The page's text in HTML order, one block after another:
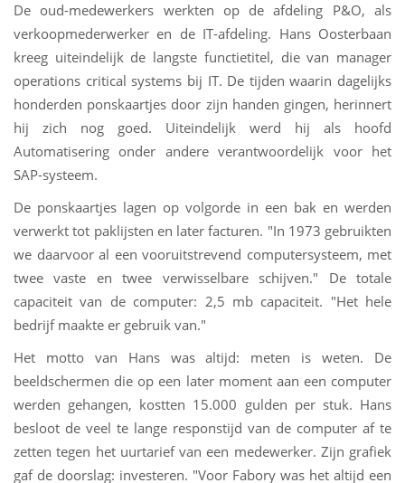
De oud-medewerkers werkten op de afdeling P&O, als
verkoopmederwerker en de IT-afdeling. Hans Oosterbaan
kreeg uiteindelijk de langste functietitel, die van manager
operations critical systems bij IT. De tijden waarin dagelijks
honderden ponskaartjes door zijn handen gingen, herinnert
hij zich nog goed. Uiteindelijk werd hij als hoofd
Automatisering onder andere verantwoordelijk voor het
SAP-systeem.
De ponskaartjes lagen op volgorde in een bak en werden
verwerkt tot paklijsten en later facturen. "In 1973 gebruikten
we daarvoor al een vooruitstrevend computersysteem, met
twee vaste en twee verwisselbare schijven." De totale
capaciteit van de computer: 2,5 mb capaciteit. "Het hele
bedrijf maakte er gebruik van."
Het motto van Hans was altijd: meten is weten. De
beeldschermen die op een later moment aan een computer
werden gehangen, kostten 15.000 gulden per stuk. Hans
besloot de veel te lange responstijd van de computer af te
zetten tegen het uurtarief van een medewerker. Zijn grafiek
gaf de doorslag: investeren. "Voor Fabory was het altijd een